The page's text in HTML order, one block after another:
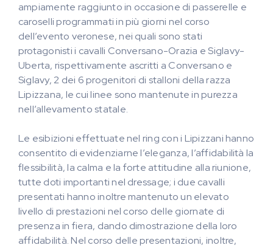
ampiamente raggiunto in occasione di passerelle e
caroselli programmati in più giorni nel corso
dell’evento veronese, nei quali sono stati
protagonisti i cavalli Conversano-Orazia e Siglavy-
Uberta, rispettivamente ascritti a Conversano e
Siglavy, 2 dei 6 progenitori di stalloni della razza
Lipizzana, le cui linee sono mantenute in purezza
nell’allevamento statale.
Le esibizioni effettuate nel ring con i Lipizzani hanno
consentito di evidenziarne l’eleganza, l’affidabilità la
flessibilità, la calma e la forte attitudine alla riunione,
tutte doti importanti nel dressage; i due cavalli
presentati hanno inoltre mantenuto un elevato
livello di prestazioni nel corso delle giornate di
presenza in fiera, dando dimostrazione della loro
affidabilità. Nel corso delle presentazioni, inoltre,